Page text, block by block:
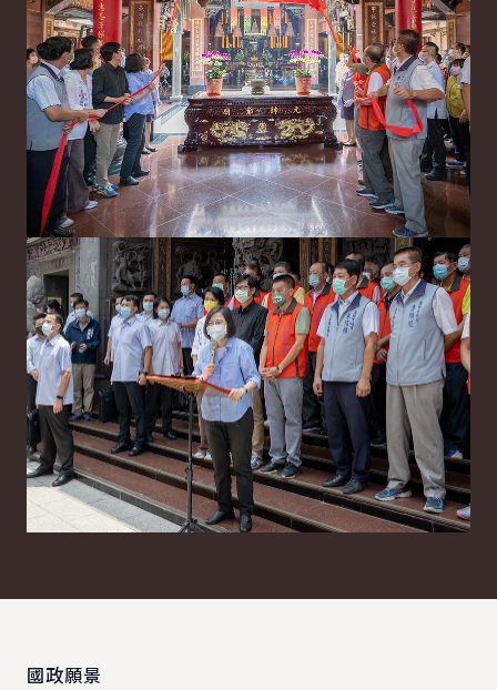
國政願景